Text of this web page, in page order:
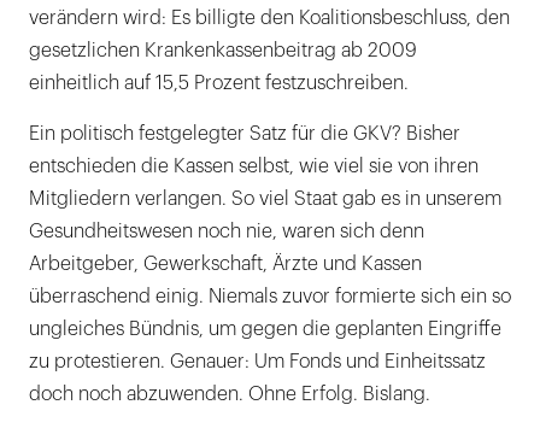
verändern wird: Es billigte den Koalitionsbeschluss, den
gesetzlichen Krankenkassenbeitrag ab 2009
einheitlich auf 15,5 Prozent festzuschreiben.
Ein politisch festgelegter Satz für die GKV? Bisher
entschieden die Kassen selbst, wie viel sie von ihren
Mitgliedern verlangen. So viel Staat gab es in unserem
Gesundheitswesen noch nie, waren sich denn
Arbeitgeber, Gewerkschaft, Ärzte und Kassen
überraschend einig. Niemals zuvor formierte sich ein so
ungleiches Bündnis, um gegen die geplanten Eingriffe
zu protestieren. Genauer: Um Fonds und Einheitssatz
doch noch abzuwenden. Ohne Erfolg. Bislang.